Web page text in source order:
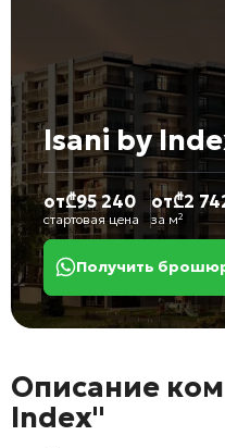
Isani by
от₾95 240
стартовая цена
от₾2
за м²
Получить
Описание
Index"